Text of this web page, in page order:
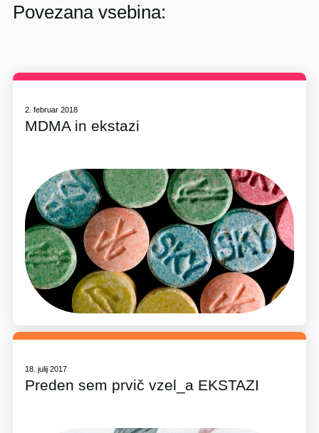
Povezana vsebina:
2. februar 2018
MDMA in ekstazi
18. julij 2017
Preden sem prvič vzel_a EKSTAZI